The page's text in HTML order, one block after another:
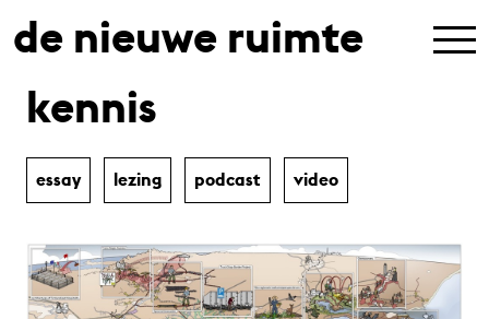
de nieuwe ruimte
kennis
essay lezing podcast video